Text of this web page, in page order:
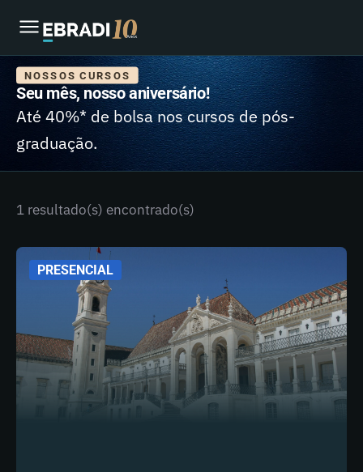
NOSSOS CURSOS
Seu mês, nosso aniversário!
Até 40%* de bolsa nos cursos de pós-
graduação.
1 resultado(s) encontrado(s)
PRESENCIAL